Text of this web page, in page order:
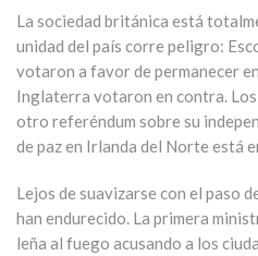
La sociedad británica está
unidad del país corre peligro:
votaron a favor de permanecer
Inglaterra votaron en contra.
otro referéndum sobre su
de paz en Irlanda del Norte está
Lejos de suavizarse con el paso
han endurecido. La primera
leña al fuego acusando a los